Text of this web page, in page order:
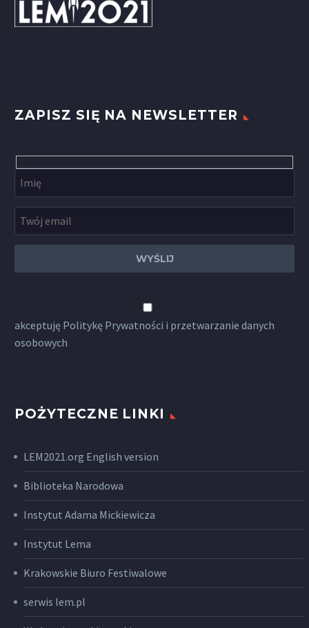
ZAPISZ SIĘ NA NEWSLETTER
akceptuję Politykę Prywatności i przetwarzanie danych
osobowych
POŻYTECZNE LINKI
LEM2021.org English version
Biblioteka Narodowa
Instytut Adama Mickiewicza
Instytut Lema
Krakowskie Biuro Festiwalowe
serwis lem.pl